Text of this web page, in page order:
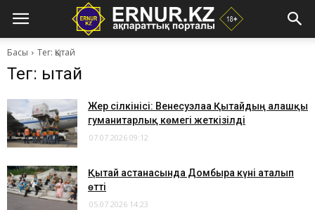
Басы Тег: Қытай
Тег: Қытай
Жер сілкінісі: Венесуэлаға Қытайдың алғашқы
гуманитарлық көмегі жеткізілді
07.07.2026 09:12
Қытай астанасында Домбыра күні аталып
өтті
05.07.2026 14:23